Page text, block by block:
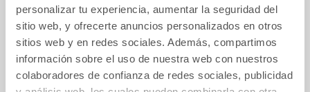
personalizar tu experiencia, aumentar la seguridad del
sitio web, y ofrecerte anuncios personalizados en otros
sitios web y en redes sociales. Además, compartimos
información sobre el uso de nuestra web con nuestros
colaboradores de confianza de redes sociales, publicidad
10,95€
Comprar
12,95€
Comprar